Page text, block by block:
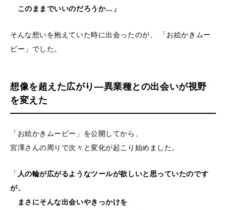
このままでいいのだろうか…」
そんな想いを抱えていた時に出会ったのが、 「お絵かきムー
ビー」でした。
想像を超えた広がり—異業種との出会いが視野
を変えた
「お絵かきムービー」を公開してから、
宮澤さんの周りで次々と変化が起こり始めました。
「 人の輪が広がるようなツールが欲しいと思っていたのです
が、
まさにそんな出会いやきっかけを